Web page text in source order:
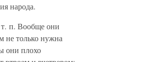
народа.
п. Вообще они
не только нужна
они плохо